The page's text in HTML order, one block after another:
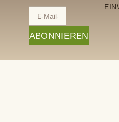
ABONNIEREN